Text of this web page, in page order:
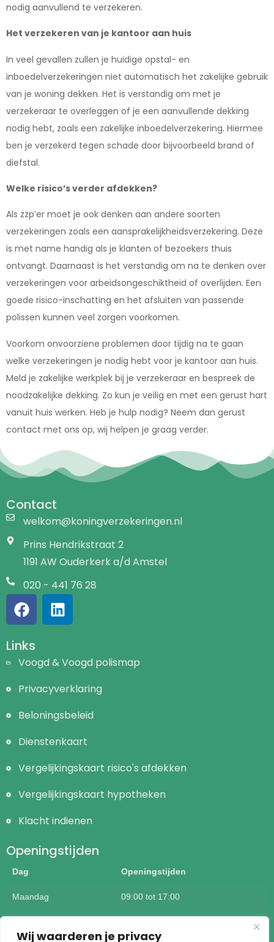
Wij waarderen je privacy
nodig aanvullend te verzekeren.
Het verzekeren van je kantoor aan huis
In veel gevallen zullen je huidige opstal- en
inboedelverzekeringen niet automatisch het zakelijke gebruik
van je woning dekken. Het is verstandig om met je
verzekeraar te overleggen of je een aanvullende dekking
nodig hebt, zoals een zakelijke inboedelverzekering. Hiermee
ben je verzekerd tegen schade door bijvoorbeeld brand of
diefstal.
Welke risico’s verder afdekken?
Als zzp’er moet je ook denken aan andere soorten
verzekeringen zoals een aansprakelijkheidsverzekering. Deze
is met name handig als je klanten of bezoekers thuis
ontvangt. Daarnaast is het verstandig om na te denken over
verzekeringen voor arbeidsongeschiktheid of overlijden. Een
goede risico-inschatting en het afsluiten van passende
polissen kunnen veel zorgen voorkomen.
Voorkom onvoorziene problemen door tijdig na te gaan
welke verzekeringen je nodig hebt voor je kantoor aan huis.
Meld je zakelijke werkplek bij je verzekeraar en bespreek de
noodzakelijke dekking. Zo kun je veilig en met een gerust hart
vanuit huis werken. Heb je hulp nodig? Neem dan gerust
contact met ons op, wij helpen je graag verder.
Contact
welkom@koningverzekeringen.nl
Prins Hendrikstraat 2
1191 AW Ouderkerk a/d Amstel
020 - 441 76 28
Links
Voogd & Voogd polismap
Privacyverklaring
Beloningsbeleid
Dienstenkaart
Vergelijkingskaart risico's afdekken
Vergelijkingskaart hypotheken
Klacht indienen
Openingstijden
Dag Openingstijden
Maandag 09:00 tot 17:00